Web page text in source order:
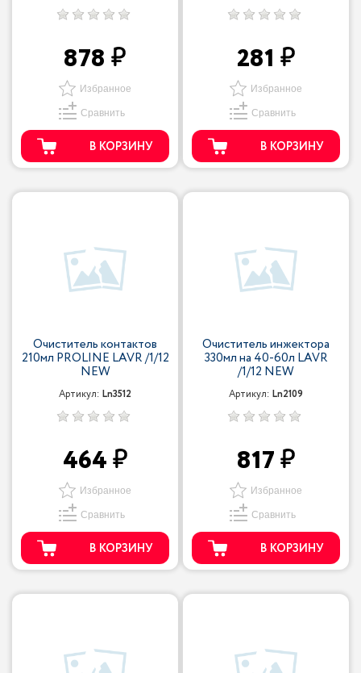
878
Избранное
Сравнить
В КОРЗИНУ
281
Избранное
Сравнить
В КОРЗИНУ
Очиститель контактов
210мл PROLINE LAVR /1/12
NEW
Артикул: Ln3512
464
Избранное
Сравнить
В КОРЗИНУ
Очиститель инжектора
330мл на 40-60л LAVR
/1/12 NEW
Артикул: Ln2109
817
Избранное
Сравнить
В КОРЗИНУ